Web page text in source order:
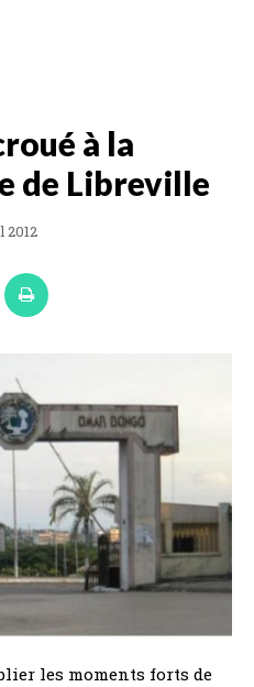
à la
de Libreville
2012
les moments forts de